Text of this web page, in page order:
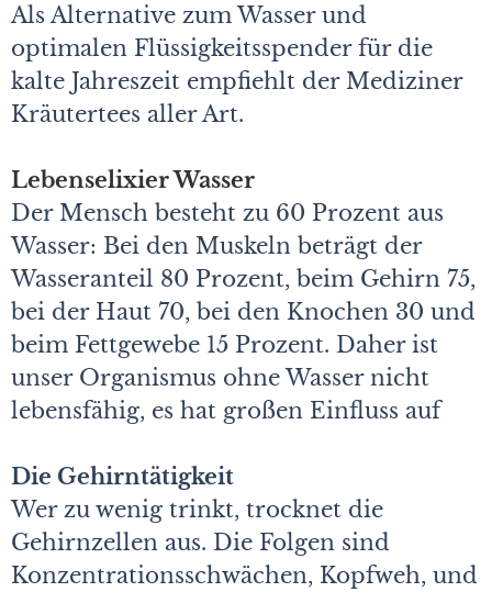
Als Alternative zum Wasser und
optimalen Flüssigkeitsspender für die
kalte Jahreszeit empfiehlt der Mediziner
Kräutertees aller Art.
Lebenselixier Wasser
Der Mensch besteht zu 60 Prozent aus
Wasser: Bei den Muskeln beträgt der
Wasseranteil 80 Prozent, beim Gehirn 75,
bei der Haut 70, bei den Knochen 30 und
beim Fettgewebe 15 Prozent. Daher ist
unser Organismus ohne Wasser nicht
lebensfähig, es hat großen Einfluss auf
Die Gehirntätigkeit
Wer zu wenig trinkt, trocknet die
Gehirnzellen aus. Die Folgen sind
Konzentrationsschwächen, Kopfweh, und